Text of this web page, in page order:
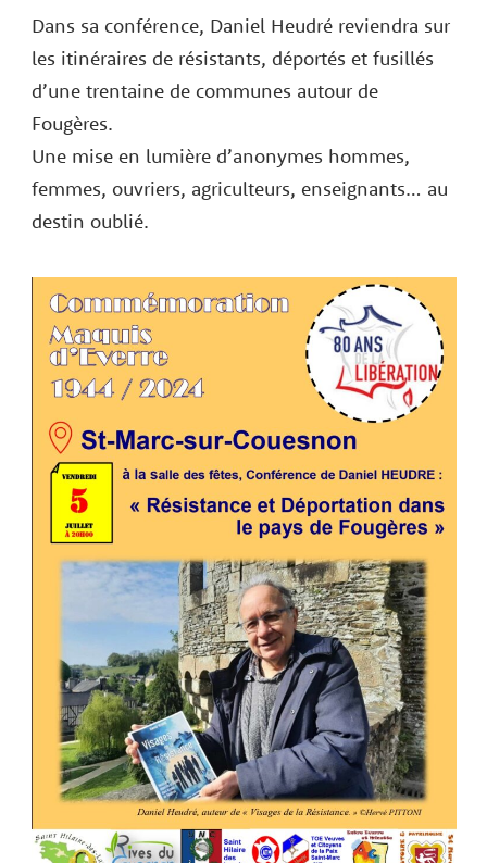
Dans sa conférence, Daniel Heudré reviendra sur
les itinéraires de résistants, déportés et fusillés
d’une trentaine de communes autour de
Fougères.
Une mise en lumière d’anonymes hommes,
femmes, ouvriers, agriculteurs, enseignants… au
destin oublié.